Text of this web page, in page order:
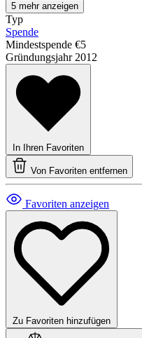
5 mehr anzeigen
Typ
Spende
Mindestspende €5
Gründungsjahr 2012
In Ihren Favoriten
Von Favoriten entfernen
Favoriten anzeigen
Zu Favoriten hinzufügen